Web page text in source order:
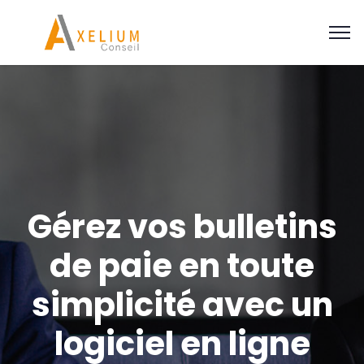
Gérez vos bulletins
de paie en toute
simplicité avec un
logiciel en ligne